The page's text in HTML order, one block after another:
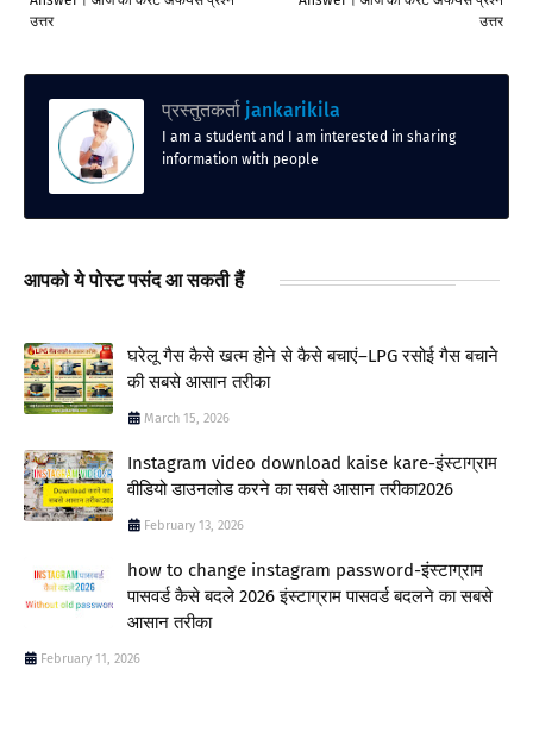
उत्तर
उत्तर
प्रस्तुतकर्ता jankarikila
I am a student and I am interested in sharing
information with people
आपको ये पोस्ट पसंद आ सकती हैं
घरेलू गैस कैसे खत्म होने से कैसे बचाएं–LPG रसोई गैस बचाने
की सबसे आसान तरीका
March 15, 2026
Instagram video download kaise kare-इंस्टाग्राम
वीडियो डाउनलोड करने का सबसे आसान तरीका2026
February 13, 2026
how to change instagram password-इंस्टाग्राम
पासवर्ड कैसे बदले 2026 इंस्टाग्राम पासवर्ड बदलने का सबसे
आसान तरीका
February 11, 2026